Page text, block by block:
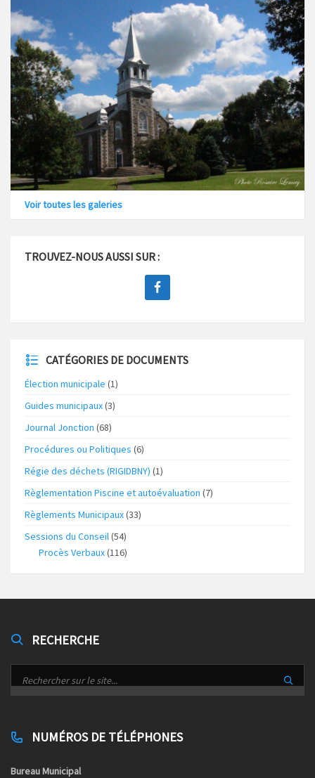
Voir toutes les galeries
TROUVEZ-NOUS AUSSI SUR :
CATÉGORIES DE DOCUMENTS
Élection municipale (1)
Guides municipaux(3)
Journal Jonction (68)
Procédures ou Politiques (6)
Régie des déchets (RIGIDBNY) (1)
Règlementation Piscine et autoévaluation (7)
Règlements Municipaux(33)
Sessions du Conseil(54)
Procès Verbaux(116)
RECHERCHE
NUMÉROS DE TÉLÉPHONES
Bureau Municipal